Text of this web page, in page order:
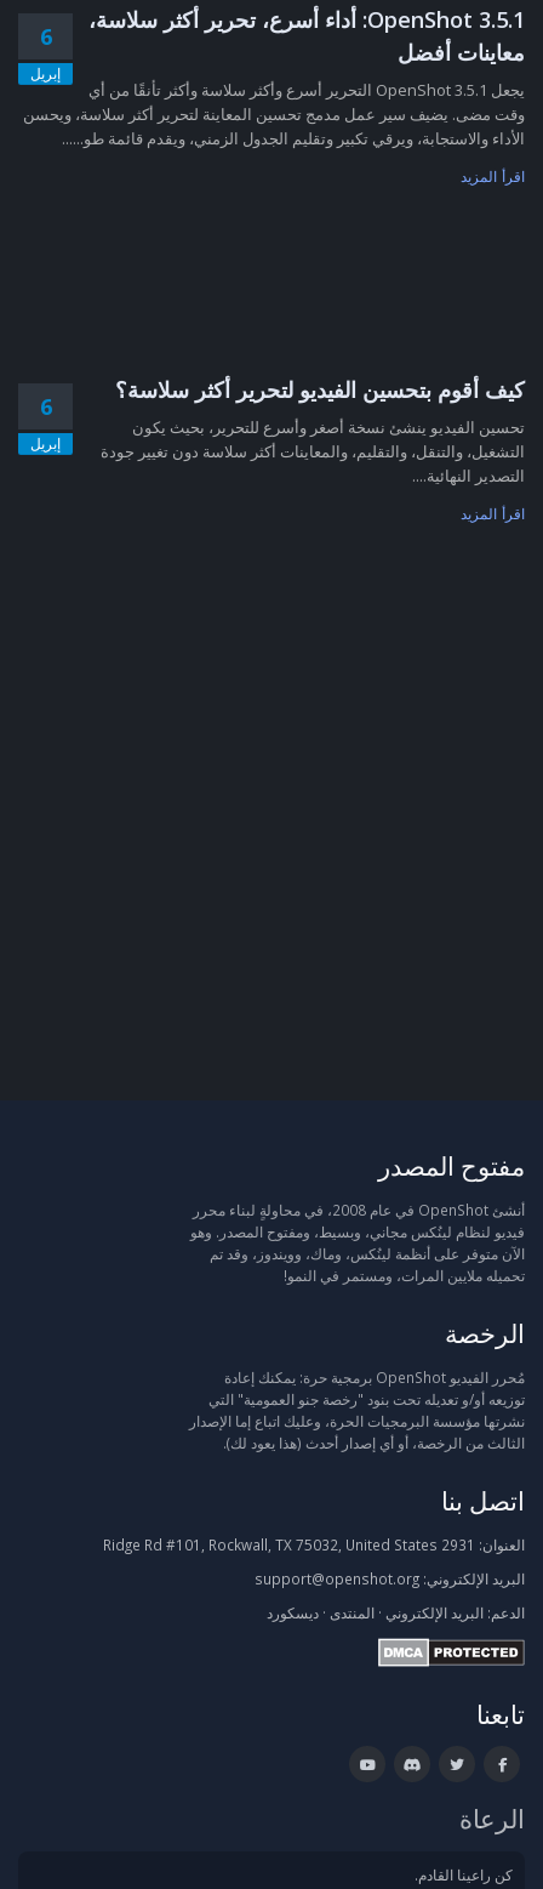
6
إبريل
OpenShot 3.5.1: أداء أسرع، تحرير أكثر سلاسة،
معاينات أفضل
يجعل OpenShot 3.5.1 التحرير أسرع وأكثر سلاسة وأكثر تأنقًا من أي
وقت مضى. يضيف سير عمل مدمج تحسين المعاينة لتحرير أكثر سلاسة، ويحسن
الأداء والاستجابة، ويرقي تكبير وتقليم الجدول الزمني، ويقدم قائمة طو......
اقرأ المزيد
6
إبريل
كيف أقوم بتحسين الفيديو لتحرير أكثر سلاسة؟
تحسين الفيديو ينشئ نسخة أصغر وأسرع للتحرير، بحيث يكون
التشغيل، والتنقل، والتقليم، والمعاينات أكثر سلاسة دون تغيير جودة
التصدير النهائية....
اقرأ المزيد
مفتوح المصدر
أنشئ OpenShot في عام 2008، في محاولةٍ لبناء محرر
فيديو لنظام لينُكس مجاني، وبسيط، ومفتوح المصدر. وهو
الآن متوفر على أنظمة لينُكس، وماك، وويندوز، وقد تم
تحميله ملايين المرات، ومستمر في النمو!
الرخصة
مُحرر الفيديو OpenShot برمجية حرة: يمكنك إعادة
توزيعه أو/و تعديله تحت بنود "رخصة جنو العمومية" التي
نشرتها مؤسسة البرمجيات الحرة، وعليك اتباع إما الإصدار
الثالث من الرخصة، أو أي إصدار أحدث (هذا يعود لك).
اتصل بنا
العنوان:
البريد الإلكتروني: support@openshot.org
الدعم: البريد الإلكتروني · المنتدى · ديسكورد
تابعنا
الرعاة
كن راعينا القادم.